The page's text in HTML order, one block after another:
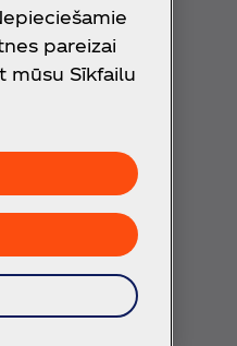
(EUR) iesk. PVN
4592
pareizai
mūsu Sīkfailu